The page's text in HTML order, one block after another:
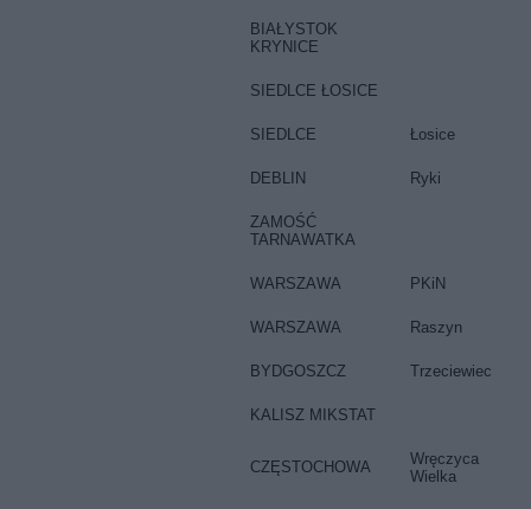
BIAŁYSTOK
KRYNICE
SIEDLCE ŁOSICE
SIEDLCE Łosice
DEBLIN Ryki
ZAMOŚĆ
TARNAWATKA
WARSZAWA PKiN
WARSZAWA Raszyn
BYDGOSZCZ Trzeciewiec
KALISZ MIKSTAT
CZĘSTOCHOWA
Wręczyca
Wielka